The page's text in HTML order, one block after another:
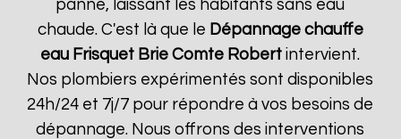
panne, laissant les habitants sans eau
chaude. C'est là que le Dépannage chauffe
eau Frisquet Brie Comte Robert intervient.
Nos plombiers expérimentés sont disponibles
24h/24 et 7j/7 pour répondre à vos besoins de
dépannage. Nous offrons des interventions